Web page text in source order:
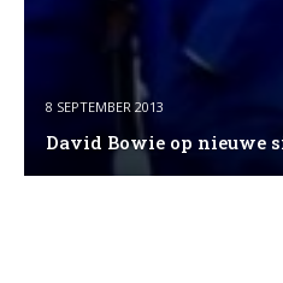
8 SEPTEMBER 2013
David Bowie op nieuwe